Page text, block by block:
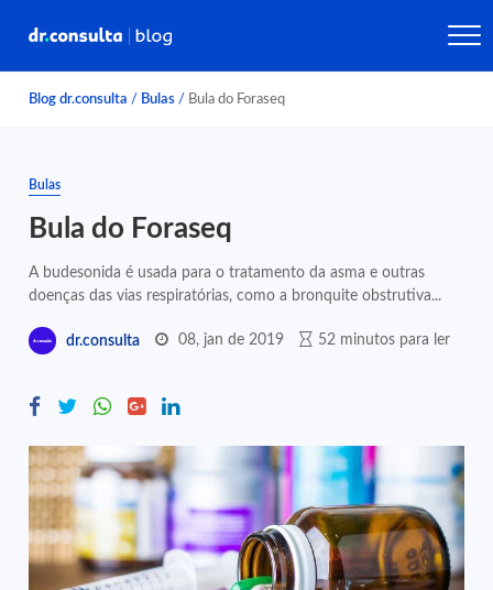
Blog dr.consulta / Bulas / Bula do Foraseq
Bulas
Bula do Foraseq
A budesonida é usada para o tratamento da asma e outras
doenças das vias respiratórias, como a bronquite obstrutiva...
dr.consulta 08, jan de 2019 52 minutos para ler